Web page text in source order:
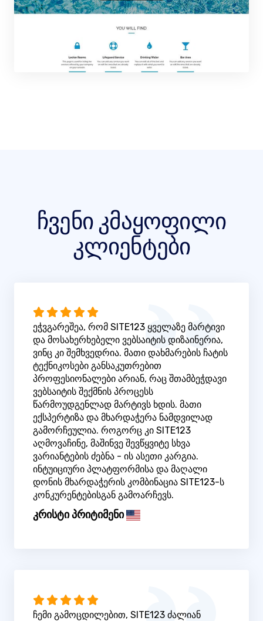
ჩვენი კმაყოფილი
კლიენტები
ეჭვგარეშეა, რომ SITE123 ყველაზე მარტივი
და მოსახერხებელი ვებსაიტის დიზაინერია,
ვინც კი შემხვედრია. მათი დახმარების ჩატის
ტექნიკოსები განსაკუთრებით
პროფესიონალები არიან, რაც შთამბეჭდავი
ვებსაიტის შექმნის პროცესს
წარმოუდგენლად მარტივს ხდის. მათი
ექსპერტიზა და მხარდაჭერა ნამდვილად
გამორჩეულია. როგორც კი SITE123
აღმოვაჩინე, მაშინვე შევწყვიტე სხვა
ვარიანტების ძებნა - ის ასეთი კარგია.
ინტუიციური პლატფორმისა და მაღალი
დონის მხარდაჭერის კომბინაცია SITE123-ს
კონკურენტებისგან გამოარჩევს.
კრისტი პრიტიმენი
ჩემი გამოცდილებით, SITE123 ძალიან